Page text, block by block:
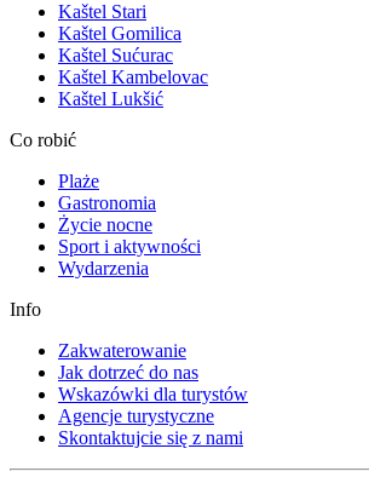
Kaštel Stari
Kaštel Gomilica
Kaštel Sućurac
Kaštel Kambelovac
Kaštel Lukšić
Co robić
Plaże
Gastronomia
Życie nocne
Sport i aktywności
Wydarzenia
Info
Zakwaterowanie
Jak dotrzeć do nas
Wskazówki dla turystów
Agencje turystyczne
Skontaktujcie się z nami